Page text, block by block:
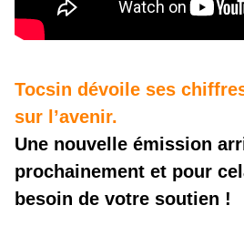
Tocsin dévoile ses
sur l’avenir.
Une nouvelle émission
prochainement et pour
besoin de votre soutien !